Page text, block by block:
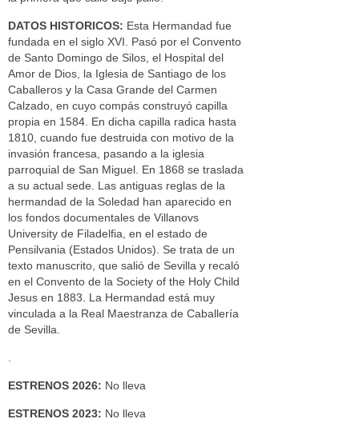
DATOS HISTORICOS: Esta Hermandad fue
fundada en el siglo XVI. Pasó por el Convento
de Santo Domingo de Silos, el Hospital del
Amor de Dios, la Iglesia de Santiago de los
Caballeros y la Casa Grande del Carmen
Calzado, en cuyo compás construyó capilla
propia en 1584. En dicha capilla radica hasta
1810, cuando fue destruida con motivo de la
invasión francesa, pasando a la iglesia
parroquial de San Miguel. En 1868 se traslada
a su actual sede. Las antiguas reglas de la
hermandad de la Soledad han aparecido en
los fondos documentales de Villanovs
University de Filadelfia, en el estado de
Pensilvania (Estados Unidos). Se trata de un
texto manuscrito, que salió de Sevilla y recaló
en el Convento de la Society of the Holy Child
Jesus en 1883. La Hermandad está muy
vinculada a la Real Maestranza de Caballería
de Sevilla.
ESTRENOS 2026: No lleva
ESTRENOS 2023: No lleva